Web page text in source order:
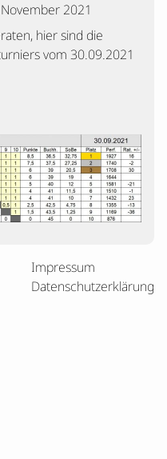
2021
hier sind die
vom 30.09.2021
Impressum
Datenschutzerklärung